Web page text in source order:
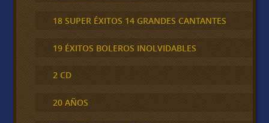
18 SUPER ÉXITOS 14 GRANDES CANTANTES
19 ÉXITOS BOLEROS INOLVIDABLES
2 CD
20 AÑOS